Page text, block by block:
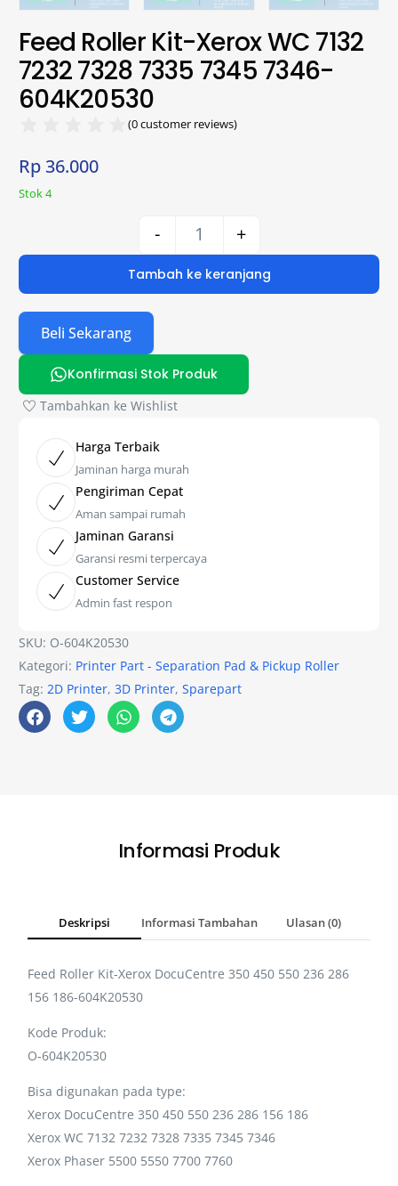
Feed Roller Kit-Xerox WC 7132
7232 7328 7335 7345 7346-
604K20530
(0customer reviews)
Rp36.000
Stok 4
- +
Tambah ke keranjang
Beli Sekarang
Konfirmasi Stok Produk
Tambahkan ke Wishlist
Harga Terbaik
Jaminan harga murah
Pengiriman Cepat
Aman sampai rumah
Jaminan Garansi
Garansi resmi terpercaya
Customer Service
Admin fast respon
SKU: O-604K20530
Kategori: Printer Part - Separation Pad & Pickup Roller
Tag:2D Printer,3D Printer,Sparepart
Informasi Produk
Deskripsi Informasi Tambahan Ulasan (0)
Feed Roller Kit-Xerox DocuCentre 350 450 550 236 286
156 186-604K20530
Kode Produk:
O-604K20530
Bisa digunakan pada type:
Xerox DocuCentre 350 450 550 236 286 156 186
Xerox WC 7132 7232 7328 7335 7345 7346
Xerox Phaser 5500 5550 7700 7760